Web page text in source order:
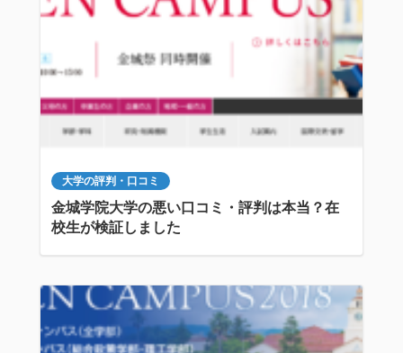
大学の評判・口コミ
金城学院大学の悪い口コミ・評判は本当？在
校生が検証しました